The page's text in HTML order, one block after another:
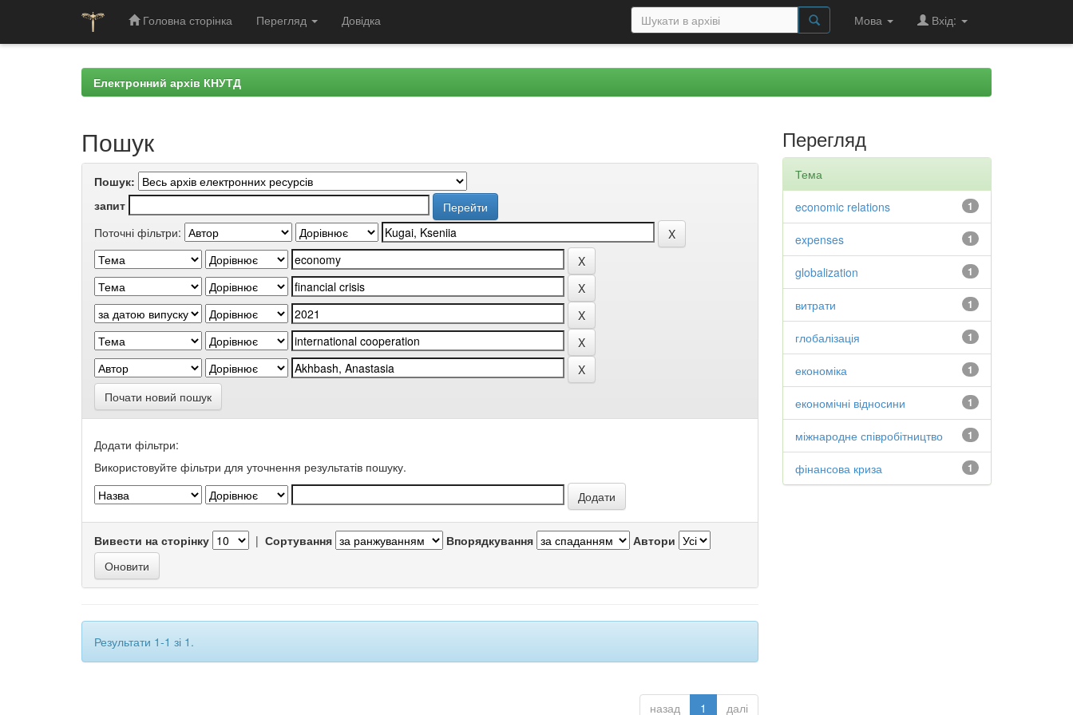
Головна сторінка Перегляд Довідка Мова Вхід:
Електронний архів КНУТД
Пошук
Пошук:
запит
Поточні фільтри:
Почати новий пошук
Додати фільтри:
Використовуйте фільтри для уточнення результатів пошуку.
Вивести на сторінку | Сортування Впорядкування Автори
Результати 1-1 зі 1.
назад 1 далі
Перегляд
Тема
1
economic relations
1
expenses
1
globalization
1
витрати
1
глобалізація
1
економіка
1
економічні відносини
1
міжнародне співробітництво
1
фінансова криза